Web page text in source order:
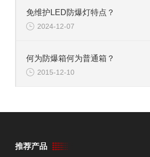
免维护LED防爆灯特点？
2024-12-07
何为防爆箱何为普通箱？
2015-12-10
推荐产品